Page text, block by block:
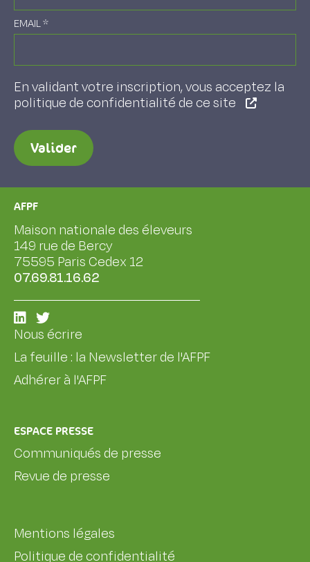
EMAIL*
En validant votre inscription, vous acceptez la
politique de confidentialité de ce site
Valider
AFPF
Maison nationale des éleveurs
149 rue de Bercy
75595 Paris Cedex 12
07.69.81.16.62
Nous écrire
La feuille : la Newsletter de l'AFPF
Adhérer à l'AFPF
ESPACE PRESSE
Communiqués de presse
Revue de presse
Mentions légales
Politique de confidentialité